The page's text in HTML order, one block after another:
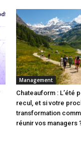
Management
Chateauform : L’été
recul, et si votre
transformation
réunir vos managers